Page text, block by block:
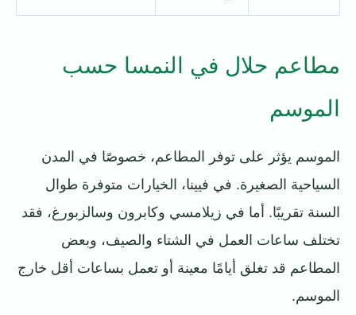
مطاعم حلال في النمسا حسب
الموسم
الموسم يؤثر على توفر المطاعم، خصوصًا في المدن
السياحية الصغيرة. في فيينا، الخيارات متوفرة طوال
السنة تقريبًا. أما في زيلامسي وكابرون وسالزبورغ، فقد
تختلف ساعات العمل في الشتاء والصيف، وبعض
المطاعم قد تغلق أيامًا معينة أو تعمل بساعات أقل خارج
الموسم.